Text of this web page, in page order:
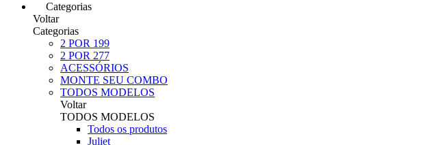
Categorias
Voltar
Categorias
2 POR 199
2 POR 277
ACESSÓRIOS
MONTE SEU COMBO
TODOS MODELOS
Voltar
TODOS MODELOS
Todos os produtos
Juliet